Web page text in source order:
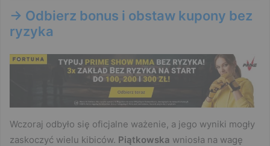
-> Odbierz bonus i obstaw kupony bez
ryzyka
Wczoraj odbyło się oficjalne ważenie, a jego wyniki mogły
zaskoczyć wielu kibiców. Piątkowska wniosła na wagę